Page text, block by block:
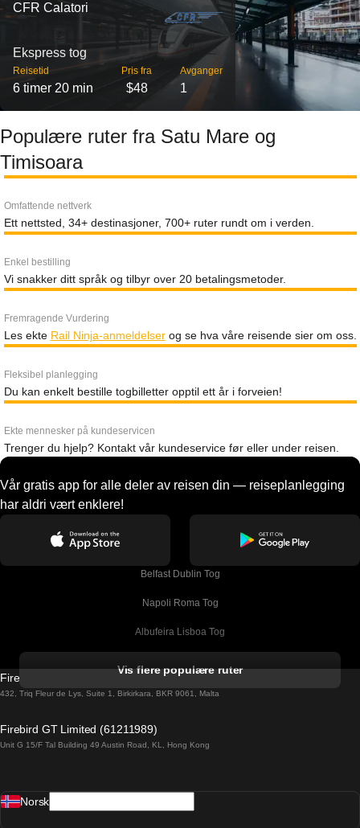
CFR Calatori
Ekspress tog
Reisetid
6 timer 20 min
Pris fra
$48
Avganger
1
Populære ruter fra Satu Mare og
Timisoara
Omfattende nettverk
Ett nettsted, 34+ destinasjoner, 700+ ruter rundt om i verden.
Enkel bestilling
Vi snakker ditt språk og tilbyr over 20 betalingsmetoder.
Fremragende Vurdering
Les ekte Rail Ninja-anmeldelserog se hva våre reisende sier om oss.
Fleksibel planlegging
Du kan enkelt bestille togbilletter opptil ett år i forveien!
Ekte mennesker på kundeservicen
Trenger du hjelp? Kontakt vår kundeservice før eller under reisen.
Vår gratis app for alle deler av reisen din — reiseplanlegging
har aldri vært enklere!
Belfast Dublin Tog
Napoli Roma Tog
Albufeira Lisboa Tog
Barcelona Madrid Tog
Barcelona Sevilla Tog
Vis flere populære ruter
Firebird GT Limited (OC 1451)
432, Triq Fleur de Lys, Suite 1, Birkirkara, BKR 9061, Malta
Firebird GT Limited (61211989)
Unit G 15/F Tal Building 49 Austin Road, KL, Hong Kong
Norsk